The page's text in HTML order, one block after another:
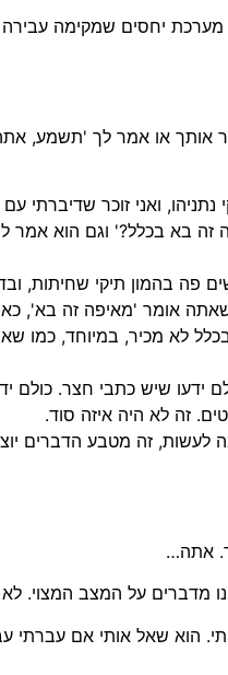
יחסים שמקימה עבירה
אותך או אמר לך 'תשמע, אתה
ואני זוכר שדיברתי
זה בא בכלל?' וגם הוא אמר
פה בהמון תיקי שחיתות,
אומר 'מאיפה זה בא',
לא מכיר, במיוחד, כמו
ידעו שיש כתבי חצר. כולם
זה לא היה איזה סוד.
זה מטבע הדברים
אתה…
מדברים על המצב המצוי. לא
הוא שאל אותי אם עברתי